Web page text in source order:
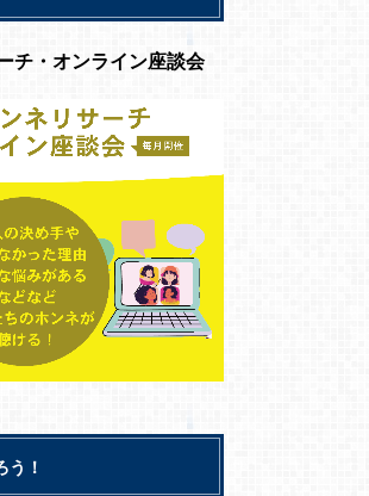
チ・オンライン座談会
う！